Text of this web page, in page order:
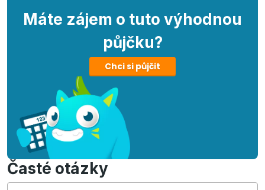
Máte zájem o tuto výhodnou
půjčku?
Chci si půjčit
Časté otázky